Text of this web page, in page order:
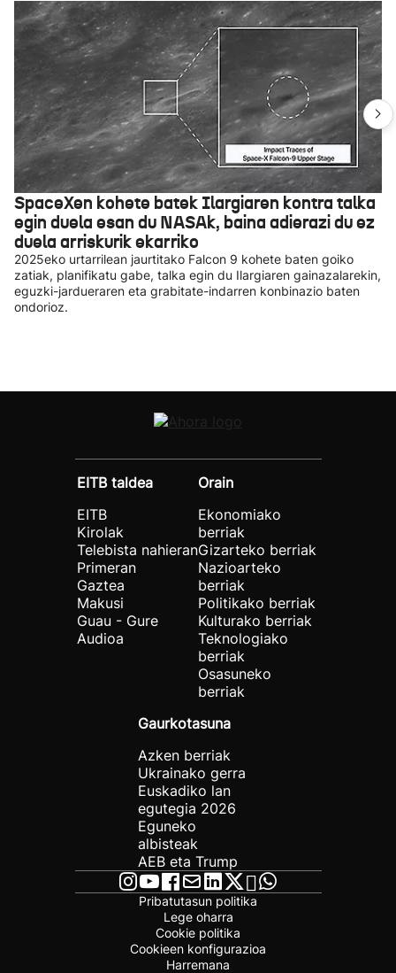
SpaceXen kohete batek Ilargiaren kontra talka
egin duela esan du NASAk, baina adierazi du ez
duela arriskurik ekarriko
2025eko urtarrilean jaurtitako Falcon 9 kohete baten goiko
zatiak, planifikatu gabe, talka egin du Ilargiaren gainazalarekin,
eguzki-jardueraren eta grabitate-indarren konbinazio baten
ondorioz.
EITB taldea
EITB
Kirolak
Telebista nahieran
Primeran
Gaztea
Makusi
Guau - Gure
Audioa
Orain
Ekonomiako
berriak
Gizarteko berriak
Nazioarteko
berriak
Politikako berriak
Kulturako berriak
Teknologiako
berriak
Osasuneko
berriak
Gaurkotasuna
Azken berriak
Ukrainako gerra
Euskadiko lan
egutegia 2026
Eguneko
albisteak
AEB eta Trump
Pribatutasun politika
Lege oharra
Cookie politika
Cookieen konfigurazioa
Harremana